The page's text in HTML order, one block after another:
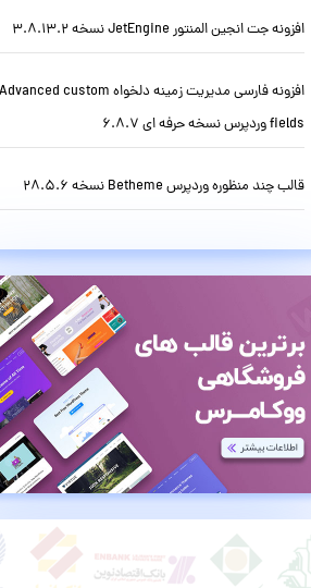
افزونه جت انجین المنتور JetEngine نسخه 3.8.13.2
افزونه فارسی مدیریت زمینه دلخواه Advanced custom
fields وردپرس نسخه حرفه ای 6.8.7
قالب چند منظوره وردپرس Betheme نسخه 28.5.6